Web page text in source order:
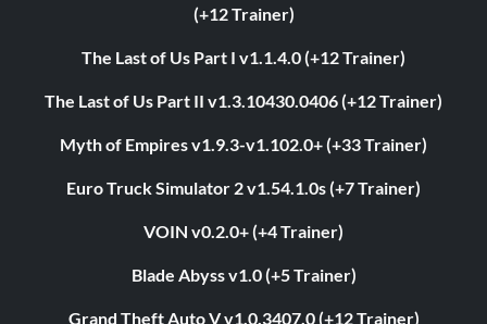
(+12 Trainer)
The Last of Us Part I v1.1.4.0 (+12 Trainer)
The Last of Us Part II v1.3.10430.0406 (+12 Trainer)
Myth of Empires v1.9.3-v1.102.0+ (+33 Trainer)
Euro Truck Simulator 2 v1.54.1.0s (+7 Trainer)
VOIN v0.2.0+ (+4 Trainer)
Blade Abyss v1.0 (+5 Trainer)
Grand Theft Auto V v1.0.3407.0 (+12 Trainer)